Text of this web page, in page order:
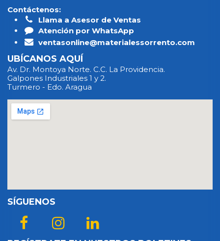
Contáctenos:
Llama a Asesor de Ventas
Atención por WhatsApp
ventasonline@materialessorrento.com
UBÍCANOS AQUÍ
Av. Dr. Montoya Norte. C.C. La Providencia.
Galpones Industriales 1 y 2.
Turmero - Edo. Aragua
SÍGUENOS